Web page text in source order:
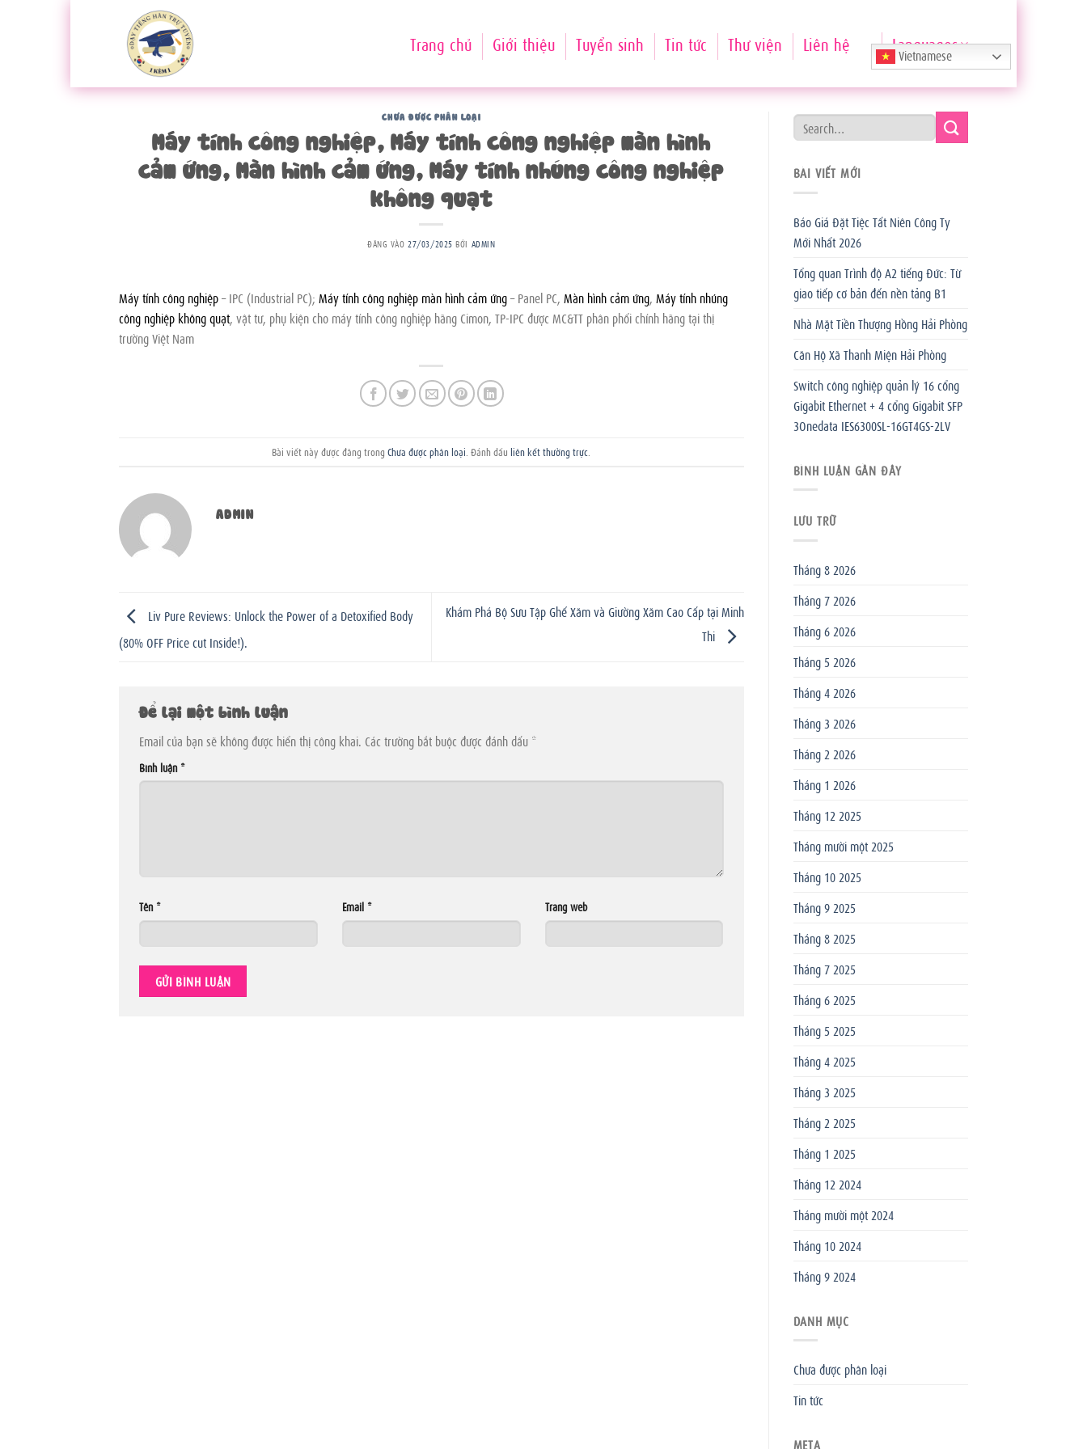
Trang chủ Giới thiệu Tuyển sinh Tin tức Thư viện Liên hệ Vietnamese
Languages
CHƯA ĐƯỢC PHÂN LOẠI
Máy tính công nghiệp, Máy tính công nghiệp màn hình
cảm ứng, Màn hình cảm ứng, Máy tính nhúng công nghiệp
không quạt
ĐĂNG VÀO27/03/2025 BỞI ADMIN
Máy tính công nghiệp– IPC (Industrial PC); Máy tính công nghiệp màn hình cảm ứng– Panel PC, Màn hình cảm ứng, Máy tính nhúng
công nghiệp không quạt, vật tư, phụ kiện cho máy tính công nghiệp hãng Cimon, TP-IPC được MC&TT phân phối chính hãng tại thị
trường Việt Nam
Bài viết này được đăng trongChưa được phân loại . Đánh dấuliên kết thường trực
ADMIN
Liv Pure Reviews: Unlock the Power of a Detoxified Body
(80% OFF Price cut Inside!).
Khám Phá Bộ Sưu Tập Ghế Xăm và Giường Xăm Cao Cấp tại Minh
Thi
Để lại một bình luận
Email của bạn sẽ không được hiển thị công khai. Các trường bắt buộc được đánh dấu *
Bình luận *
Tên * Email * Trang web
BÀI VIẾT MỚI
Báo Giá Đặt Tiệc Tất Niên Công Ty
Mới Nhất 2026
Tổng quan Trình độ A2 tiếng Đức: Từ
giao tiếp cơ bản đến nền tảng B1
Nhà Mặt Tiền Thượng Hồng Hải Phòng
Căn Hộ Xã Thanh Miện Hải Phòng
Switch công nghiệp quản lý 16 cổng
Gigabit Ethernet + 4 cổng Gigabit SFP
3Onedata IES6300SL-16GT4GS-2LV
BÌNH LUẬN GẦN ĐÂY
LƯU TRỮ
Tháng 8 2026
Tháng 7 2026
Tháng 6 2026
Tháng 5 2026
Tháng 4 2026
Tháng 3 2026
Tháng 2 2026
Tháng 1 2026
Tháng 12 2025
Tháng mười một 2025
Tháng 10 2025
Tháng 9 2025
Tháng 8 2025
Tháng 7 2025
Tháng 6 2025
Tháng 5 2025
Tháng 4 2025
Tháng 3 2025
Tháng 2 2025
Tháng 1 2025
Tháng 12 2024
Tháng mười một 2024
Tháng 10 2024
Tháng 9 2024
DANH MỤC
Chưa được phân loại
Tin tức
META